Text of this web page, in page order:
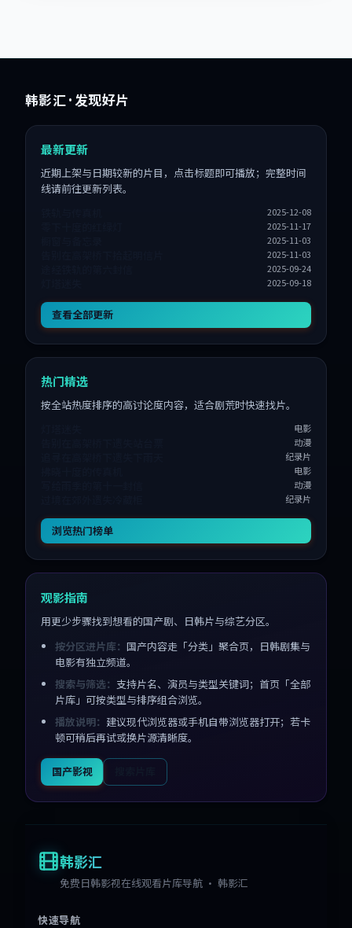
韩影汇· 发现好片
最新更新
近期上架与日期较新的片目，点击标题即可播放；完整时间
线请前往更新列表。
2025-12-08
2025-11-17
2025-11-03
2025-11-03
2025-09-24
2025-09-18
查看全部更新
热门精选
按全站热度排序的高讨论度内容，适合剧荒时快速找片。
电影
动漫
纪录片
电影
动漫
纪录片
浏览热门榜单
观影指南
用更少步骤找到想看的国产剧、日韩片与综艺分区。
按分区进片库： 国产内容走「分类」聚合页，日韩剧集与
电影有独立频道。
搜索与筛选： 支持片名、演员与类型关键词；首页「全部
片库」可按类型与排序组合浏览。
播放说明： 建议现代浏览器或手机自带浏览器打开；若卡
顿可稍后再试或换片源清晰度。
国产影视
韩影汇
免费日韩影视在线观看片库导航 · 韩影汇
快速导航